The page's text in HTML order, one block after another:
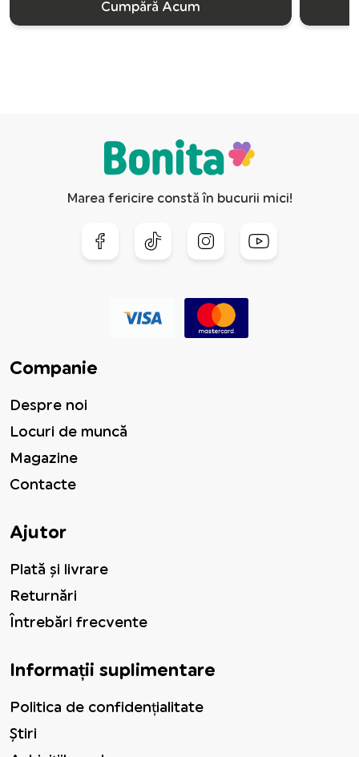
Cumpără Acum
Marea fericire constă în bucurii mici!
Companie
Despre noi
Locuri de muncă
Magazine
Contacte
Ajutor
Plată și livrare
Returnări
Întrebări frecvente
Informații suplimentare
Politica de confidențialitate
Știri